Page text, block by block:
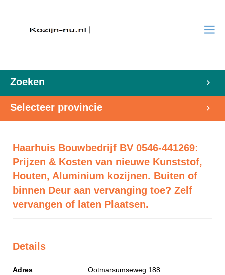
Zoeken
Selecteer provincie
Haarhuis Bouwbedrijf BV 0546-441269:
Prijzen & Kosten van nieuwe Kunststof,
Houten, Aluminium kozijnen. Buiten of
binnen Deur aan vervanging toe? Zelf
vervangen of laten Plaatsen.
Details
Adres
Ootmarsumseweg 188